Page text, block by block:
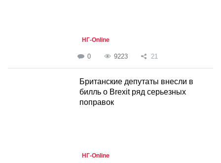
НГ-Online
0 9223 21
Британские депутаты внесли в
билль о Brexit ряд серьезных
поправок
НГ-Online